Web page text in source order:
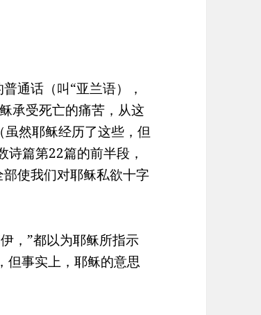
通话（叫“亚兰语），
承受死亡的痛苦，从这
然耶稣经历了这些，但
篇第22篇的前半段，
使我们对耶稣私欲十字
，”都以为耶稣所指示
但事实上，耶稣的意思